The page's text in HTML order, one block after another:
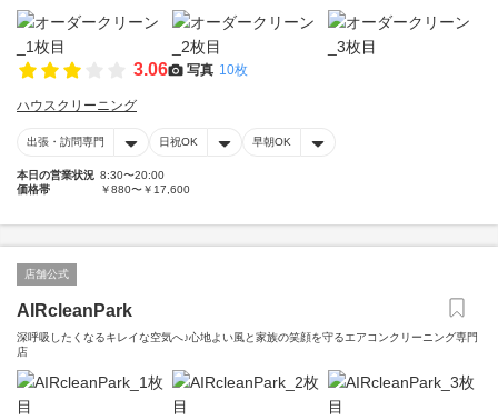
3.06 写真 10枚
ハウスクリーニング
出張・訪問専門 日祝OK 早朝OK
本日の営業状況 8:30〜20:00
価格帯
￥880〜￥17,600
店舗公式
AIRcleanPark
深呼吸したくなるキレイな空気へ♪心地よい風と家族の笑顔を守るエアコンクリーニング専門
店